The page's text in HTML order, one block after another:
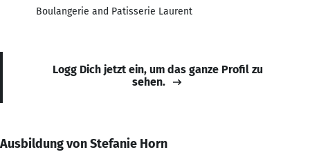
Boulangerie and Patisserie Laurent
Logg Dich jetzt ein, um das ganze Profil zu
sehen.
Ausbildung von Stefanie Horn